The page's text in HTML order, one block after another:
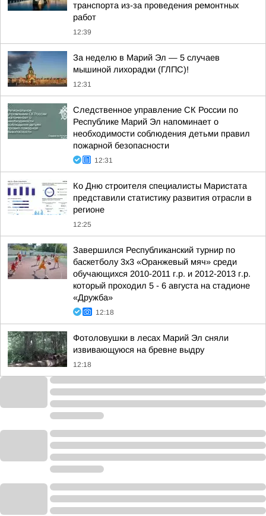
транспорта из-за проведения ремонтных
работ
12:39
За неделю в Марий Эл — 5 случаев
мышиной лихорадки (ГЛПС)!
12:31
Следственное управление СК России по
Республике Марий Эл напоминает о
необходимости соблюдения детьми правил
пожарной безопасности
12:31
Ко Дню строителя специалисты Маристата
представили статистику развития отрасли в
регионе
12:25
Завершился Республиканский турнир по
баскетболу 3х3 «Оранжевый мяч» среди
обучающихся 2010-2011 г.р. и 2012-2013 г.р.
который проходил 5 - 6 августа на стадионе
«Дружба»
12:18
Фотоловушки в лесах Марий Эл сняли
извивающуюся на бревне выдру
12:18